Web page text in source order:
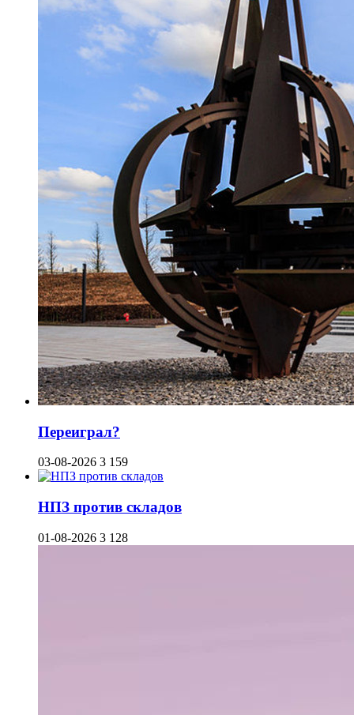
Переиграл?
03-08-2026 3 159
НПЗ против складов
01-08-2026 3 128